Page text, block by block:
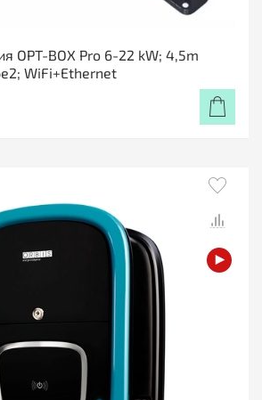
OPT-BOX Pro 6-22 kW; 4,5m
WiFi+Ethernet